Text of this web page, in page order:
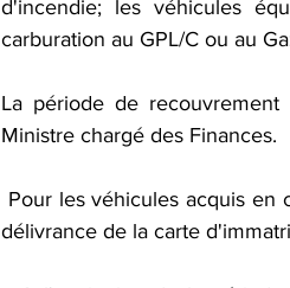
d'incendie; les véhicules
carburation au GPL/C ou au
La période de
Ministre chargé des Finances.
délivrance de la carte